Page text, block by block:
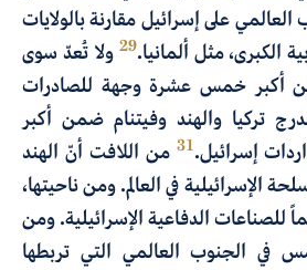
على إسرائيل مقارنة بالولايات
الكبرى، مثل ألمانيا.29 ولا تُعدّ سوى
أكبر خمس عشرة وجهة للصادرات
تركيا والهند وفيتنام ضمن أكبر
إسرائيل.31 من اللافت أنّ الهند
الإسرائيلية في العالم. ومن ناحيتها،
للصناعات الدفاعية الإسرائيلية. ومن
في الجنوب العالمي التي تربطها